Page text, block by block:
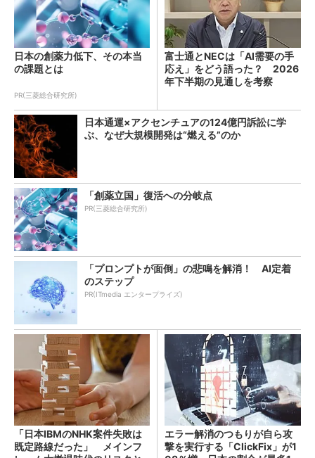
日本の創薬力低下、その本当
の課題とは
PR(三菱総合研究所)
富士通とNECは「AI需要の手
応え」をどう語った？ 2026
年下半期の見通しを考察
日本通運×アクセンチュアの124億円訴訟に学
ぶ、なぜ大規模開発は“燃える”のか
「創薬立国」復活への分岐点
PR(三菱総合研究所)
「プロンプトが面倒」の悲鳴を解消！ AI定着
のステップ
PR(ITmedia エンタープライズ)
「日本IBMのNHK案件失敗は
既定路線だった」 メインフ
エラー解消のつもりが自ら攻
撃を実行する「ClickFix」が1